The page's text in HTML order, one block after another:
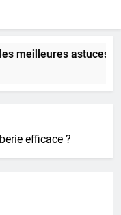
astuces en
efficace ?